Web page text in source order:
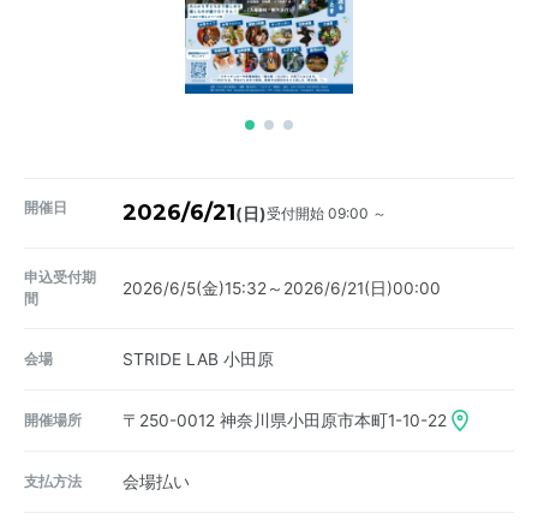
開催日 2026/6/21(日)受付開始 09:00 ～
申込受付期
間
2026/6/5(金)15:32～2026/6/21(日)00:00
会場 STRIDE LAB 小田原
開催場所 〒250-0012 神奈川県小田原市本町1-10-22
支払方法 会場払い